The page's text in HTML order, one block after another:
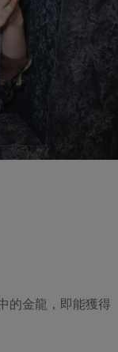
的金龍，即能獲得